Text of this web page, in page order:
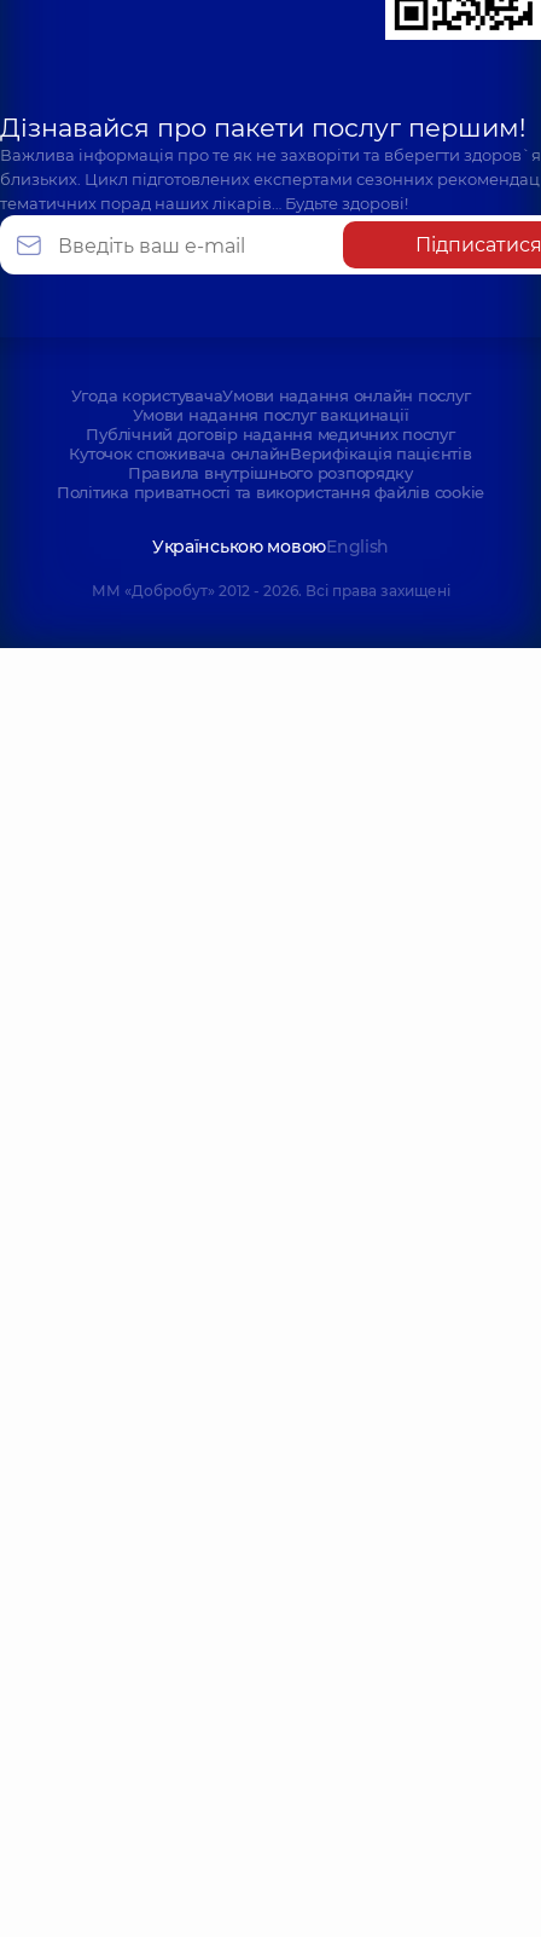
Дізнавайся про пакети послуг першим!
Важлива інформація про те як не захворіти та вберегти
близьких. Цикл підготовлених експертами сезонних
тематичних порад наших лікарів… Будьте здорові!
Підписатися
Угода користувачаУмови надання онлайн послуг
Умови надання послуг вакцинації
Публічний договір надання медичних послуг
Куточок споживача онлайнВерифікація пацієнтів
Правила внутрішнього розпорядку
Політика приватності та використання файлів cookie
Українською мовоюEnglish
ММ «Добробут» 2012 - 2026. Всі права захищені